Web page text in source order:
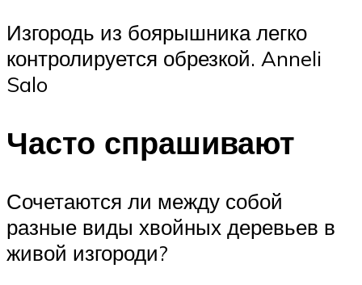
Изгородь из боярышника легко
контролируется обрезкой. Anneli
Salo
Часто спрашивают
Сочетаются ли между собой
разные виды хвойных деревьев в
живой изгороди?